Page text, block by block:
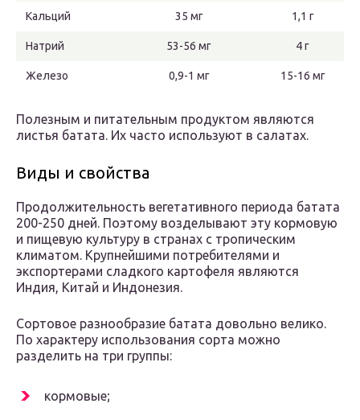
Кальций 35 мг 1,1 г
Натрий 53-56 мг 4 г
Железо 0,9-1 мг 15-16 мг
Полезным и питательным продуктом являются
листья батата. Их часто используют в салатах.
Виды и свойства
Продолжительность вегетативного периода батата
200-250 дней. Поэтому возделывают эту кормовую
и пищевую культуру в странах с тропическим
климатом. Крупнейшими потребителями и
экспортерами сладкого картофеля являются
Индия, Китай и Индонезия.
Сортовое разнообразие батата довольно велико.
По характеру использования сорта можно
разделить на три группы:
кормовые;